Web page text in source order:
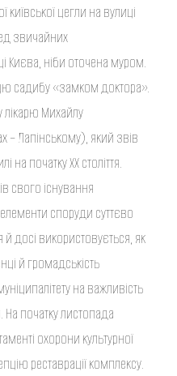
цегли на вулиці
звичайних
Києва, ніби оточена муром.
садибу «замком доктора».
Михайлу
– Лапінському), який звів
початку ХХ століття.
свого існування
споруди суттєво
досі використовується, як
й громадськість
на важливість
початку листопада
охорони культурної
реставрації комплексу.